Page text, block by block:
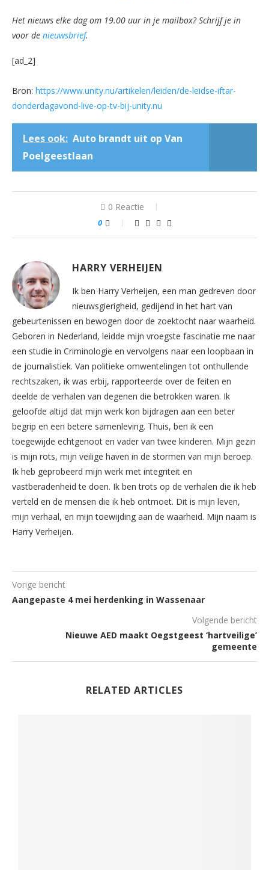
Het nieuws elke dag om 19.00 uur in je mailbox? Schrijf je in
voor de nieuwsbrief.
[ad_2]
Bron: https://www.unity.nu/artikelen/leiden/de-leidse-iftar-
donderdagavond-live-op-tv-bij-unity.nu
Lees ook: Auto brandt uit op Van
Poelgeestlaan
0 Reactie
0
HARRY VERHEIJEN
Ik ben Harry Verheijen, een man gedreven door
nieuwsgierigheid, gedijend in het hart van
gebeurtenissen en bewogen door de zoektocht naar waarheid.
Geboren in Nederland, leidde mijn vroegste fascinatie me naar
een studie in Criminologie en vervolgens naar een loopbaan in
de journalistiek. Van politieke omwentelingen tot onthullende
rechtszaken, ik was erbij, rapporteerde over de feiten en
deelde de verhalen van degenen die betrokken waren. Ik
geloofde altijd dat mijn werk kon bijdragen aan een beter
begrip en een betere samenleving. Thuis, ben ik een
toegewijde echtgenoot en vader van twee kinderen. Mijn gezin
is mijn rots, mijn veilige haven in de stormen van mijn beroep.
Ik heb geprobeerd mijn werk met integriteit en
vastberadenheid te doen. Ik ben trots op de verhalen die ik heb
verteld en de mensen die ik heb ontmoet. Dit is mijn leven,
mijn verhaal, en mijn toewijding aan de waarheid. Mijn naam is
Harry Verheijen.
Vorige bericht
Aangepaste 4 mei herdenking in Wassenaar
Volgende bericht
Nieuwe AED maakt Oegstgeest ‘hartveilige’
gemeente
RELATED ARTICLES